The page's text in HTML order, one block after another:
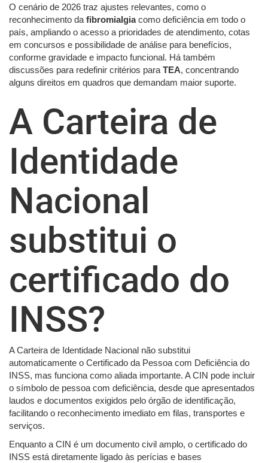
O cenário de 2026 traz ajustes relevantes, como o
reconhecimento da fibromialgiacomo deficiência em todo o
país, ampliando o acesso a prioridades de atendimento, cotas
em concursos e possibilidade de análise para benefícios,
conforme gravidade e impacto funcional. Há também
discussões para redefinir critérios para TEA, concentrando
alguns direitos em quadros que demandam maior suporte.
A Carteira de
Identidade
Nacional
substitui o
certificado do
INSS?
A Carteira de Identidade Nacional não substitui
automaticamente o Certificado da Pessoa com Deficiência do
INSS, mas funciona como aliada importante. A CIN pode incluir
o símbolo de pessoa com deficiência, desde que apresentados
laudos e documentos exigidos pelo órgão de identificação,
facilitando o reconhecimento imediato em filas, transportes e
serviços.
Enquanto a CIN é um documento civil amplo, o certificado do
INSS está diretamente ligado às perícias e bases